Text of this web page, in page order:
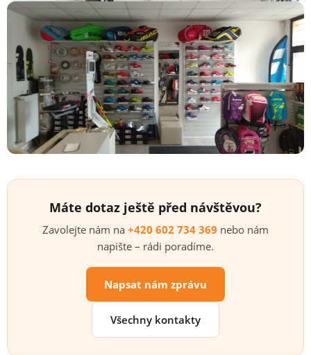
Máte dotaz ještě před návštěvou?
Zavolejte nám na +420 602 734 369 nebo nám
napište – rádi poradíme.
Napsat nám zprávu
Všechny kontakty